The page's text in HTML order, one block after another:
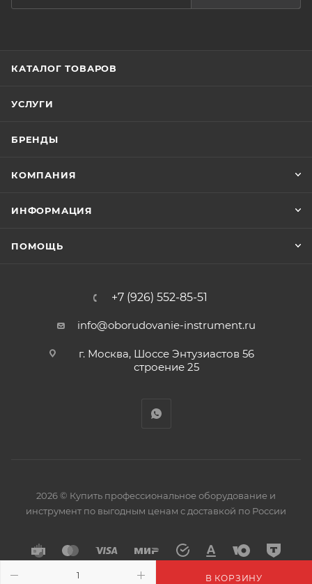
В КОРЗИНУ
КАТАЛОГ ТОВАРОВ
УСЛУГИ
БРЕНДЫ
КОМПАНИЯ
ИНФОРМАЦИЯ
ПОМОЩЬ
+7 (926) 552-85-51
info@oborudovanie-instrument.ru
г. Москва, Шоссе Энтузиастов 56
строение 25
2026 © Купить профессиональное оборудование и
инструмент по выгодным ценам с доставкой по России